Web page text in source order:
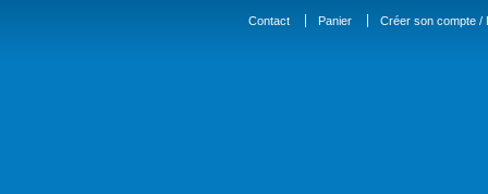
Contact Panier Créer son compte /